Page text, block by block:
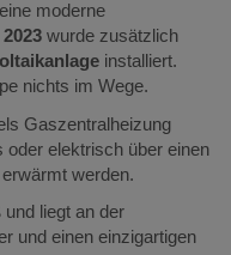
moderne
2023 wurde zusätzlich
installiert.
nichts im Wege.
Gaszentralheizung
elektrisch über einen
werden.
und liegt an der
und einen einzigartigen